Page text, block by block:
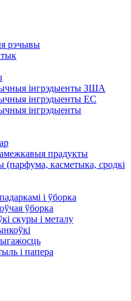
рэчывы
інгрэдыенты ЗША
інгрэдыенты ЕС
інгрэдыенты
прадукты
(парфума, касметыка, сродкі
і ўборка
ўборка
скуры і металу
і папера